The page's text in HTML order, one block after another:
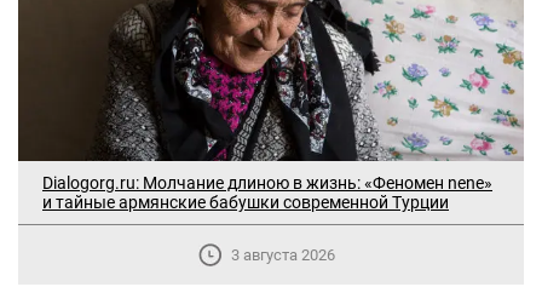
Dialogorg.ru: Молчание длиною в жизнь: «Феномен nene»
и тайные армянские бабушки современной Турции
3 августа 2026